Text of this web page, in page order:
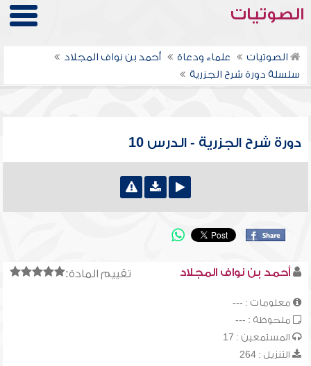
الصوتيات
الصوتيات علماء ودعاة
أحمد بن نواف المجلاد
سلسلة دورة شرح الجزرية
دورة شرح الجزرية - الدرس 10
تقييم المادة: أحمد بن نواف المجلاد
معلومات : ---
ملحوظة : ---
المستمعين : 17
التنزيل : 264